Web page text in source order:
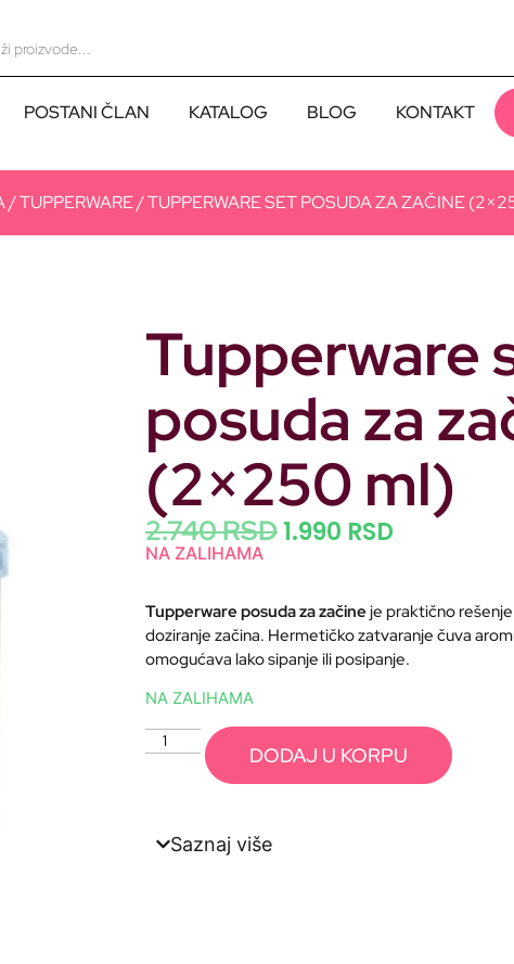
POSTANI ČLAN KATALOG BLOG KONTAKT
/TUPPERWARE/ TUPPERWARE SET POSUDA ZA ZAČINE
Tupperware
posuda za
(2×250 ml)
2.740RSD1.990 RSD
NA ZALIHAMA
Tupperware posuda za začineje praktično
doziranje začina. Hermetičko zatvaranje čuva
omogućava lako sipanje ili posipanje.
NA ZALIHAMA
DODAJ U KORPU
Saznaj više